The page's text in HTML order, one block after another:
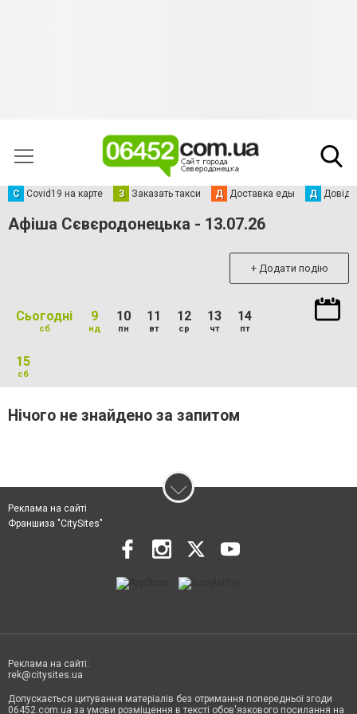
С Сovid19 на карте З Заказать такси Д Доставка еды Д
Афіша Сєвєродонецька - 13.07.26
+ Додати подію
Сьогодні
сб
9
нд
10
пн
11
вт
12
ср
13
чт
14
пт
15
сб
Нічого не знайдено за запитом
Реклама на сайті
Франшиза "CitySites"
Реклама на сайті:
rek@citysites.ua
Допускається цитування матеріалів без отримання попередньої згоди
06452.com.ua за умови розміщення в тексті обов'язкового посилання на